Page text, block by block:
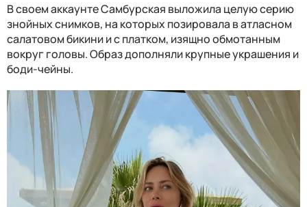
В своем аккаунте Самбурская выложила целую серию
знойных снимков, на которых позировала в атласном
салатовом бикини и с платком, изящно обмотанным
вокруг головы. Образ дополняли крупные украшения и
боди-чейны.